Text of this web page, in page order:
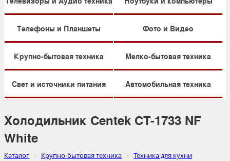
Телефоны и Планшеты Фото и Видео
Крупно-бытовая техника Мелко-бытовая техника
Свет и источники питания Автомобильная техника
Холодильник Centek CT-1733 NF
White
Каталог Крупно-бытовая техника
Техника для кухни